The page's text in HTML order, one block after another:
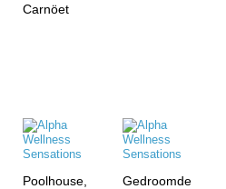
Carnöet
Poolhouse,
Gedroomde